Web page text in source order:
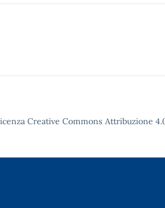
Creative Commons Attribuzione